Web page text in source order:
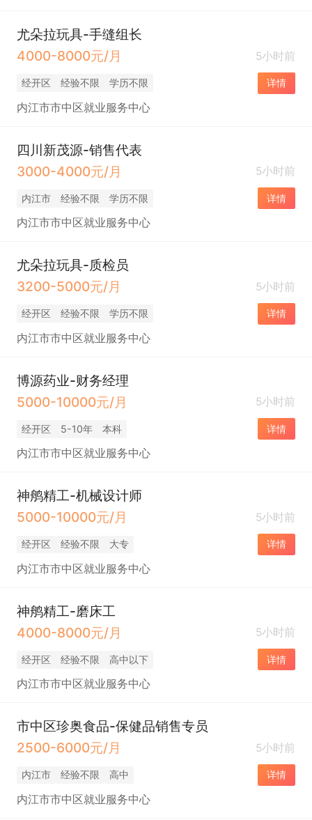
尤朵拉玩具-手缝组长
4000-8000元/月
5小时前
经开区 经验不限 学历不限 详情
内江市市中区就业服务中心
四川新茂源-销售代表
3000-4000元/月
5小时前
内江市 经验不限 学历不限 详情
内江市市中区就业服务中心
尤朵拉玩具-质检员
3200-5000元/月
5小时前
经开区 经验不限 学历不限 详情
内江市市中区就业服务中心
博源药业-财务经理
5000-10000元/月
5小时前
经开区 5-10年 本科 详情
内江市市中区就业服务中心
神鸼精工-机械设计师
5000-10000元/月
5小时前
经开区 经验不限 大专 详情
内江市市中区就业服务中心
神鸼精工-磨床工
4000-8000元/月
5小时前
经开区 经验不限 高中以下 详情
内江市市中区就业服务中心
市中区珍奥食品-保健品销售专员
2500-6000元/月
5小时前
内江市 经验不限 高中 详情
内江市市中区就业服务中心